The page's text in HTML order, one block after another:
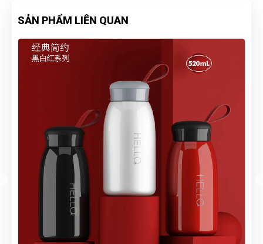
SẢN PHẨM LIÊN QUAN